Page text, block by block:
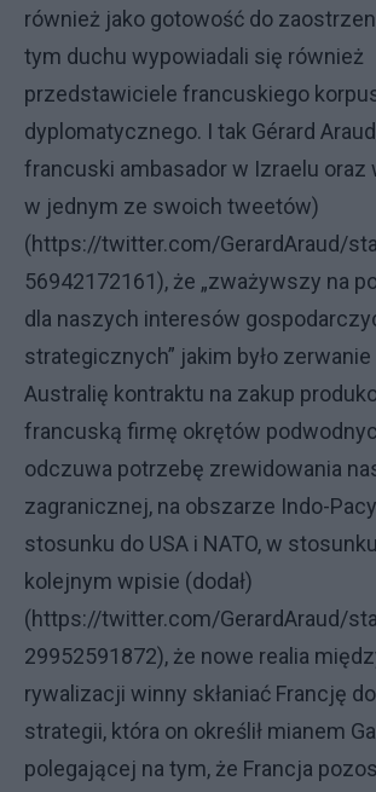
również jako gotowość do
tym duchu wypowiadali się również
przedstawiciele francuskiego
dyplomatycznego. I tak Gérard
francuski ambasador w Izraelu oraz
w jednym ze swoich tweetów)
(https://twitter.com/GerardAraud/
56942172161), że „zważywszy na
dla naszych interesów
strategicznych” jakim było
Australię kontraktu na zakup
francuską firmę okrętów
odczuwa potrzebę zrewidowania
zagranicznej, na obszarze Indo-
stosunku do USA i NATO, w
kolejnym wpisie (dodał)
(https://twitter.com/GerardAraud/
29952591872), że nowe realia
rywalizacji winny skłaniać Francję
strategii, która on określił mianem
polegającej na tym, że Francja